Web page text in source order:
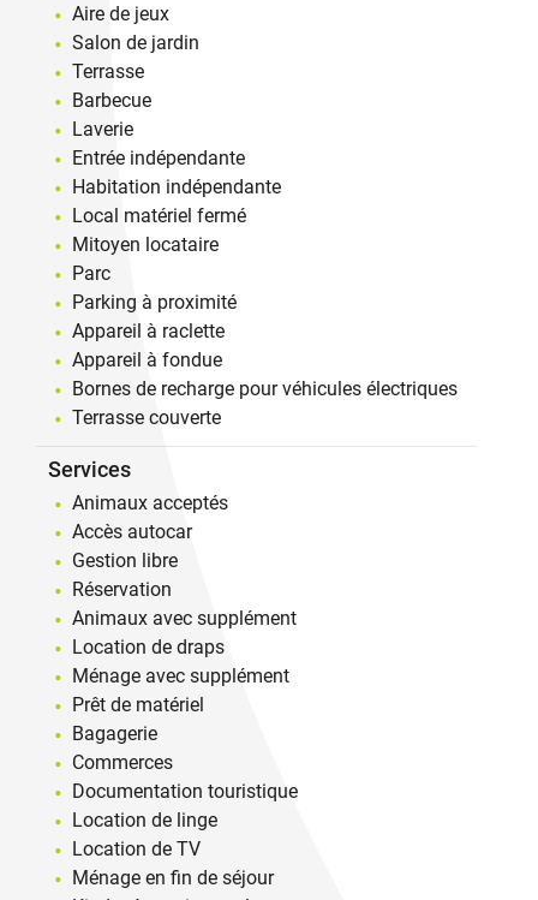
Aire de jeux
Salon de jardin
Terrasse
Barbecue
Laverie
Entrée indépendante
Habitation indépendante
Local matériel fermé
Mitoyen locataire
Parc
Parking à proximité
Appareil à raclette
Appareil à fondue
Bornes de recharge pour véhicules électriques
Terrasse couverte
Services
Animaux acceptés
Accès autocar
Gestion libre
Réservation
Animaux avec supplément
Location de draps
Ménage avec supplément
Prêt de matériel
Bagagerie
Commerces
Documentation touristique
Location de linge
Location de TV
Ménage en fin de séjour